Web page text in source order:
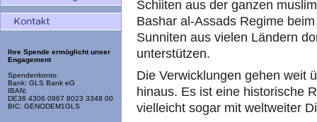
Ihre Spende ermöglicht unser
Engagement
Spendenkonto:
Bank: GLS Bank eG
IBAN:
DE36 4306 0967 8023 3348 00
BIC: GENODEM1GLS
Schiiten aus der ganzen
Bashar al-Assads Regime
Sunniten aus vielen Ländern
unterstützen.
Die Verwicklungen gehen weit
hinaus. Es ist eine historische
vielleicht sogar mit weltweiter